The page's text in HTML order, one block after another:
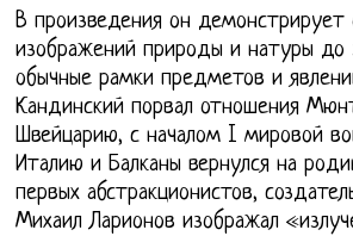
В произведения он демонстрирует
изображений природы и натуры до
обычные рамки предметов и
Кандинский порвал отношения
Швейцарию, с началом I мировой
Италию и Балканы вернулся на
первых абстракционистов,
Михаил Ларионов изображал